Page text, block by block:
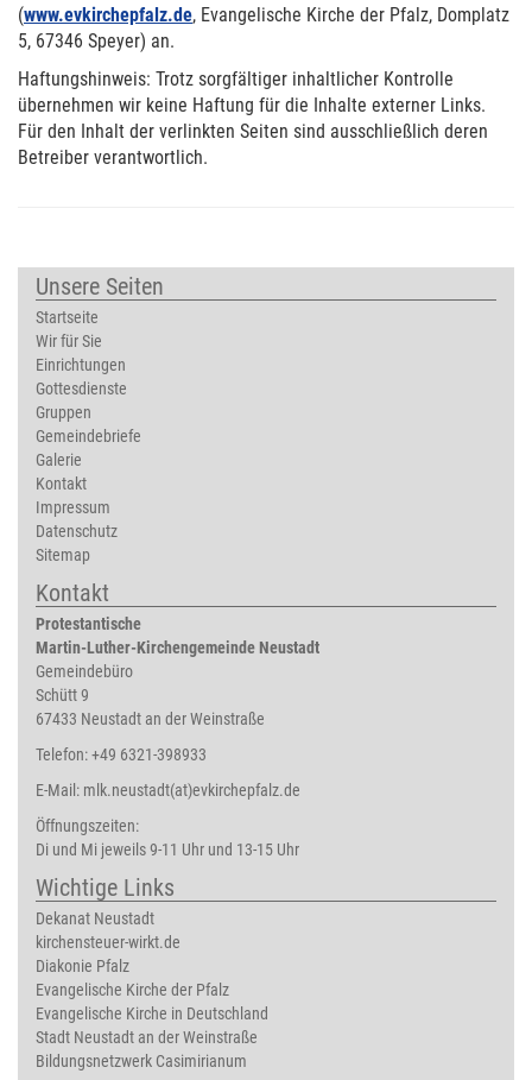
(www.evkirchepfalz.de, Evangelische Kirche der Pfalz, Domplatz
5, 67346 Speyer) an.
Haftungshinweis: Trotz sorgfältiger inhaltlicher Kontrolle
übernehmen wir keine Haftung für die Inhalte externer Links.
Für den Inhalt der verlinkten Seiten sind ausschließlich deren
Betreiber verantwortlich.
Unsere Seiten
Startseite
Wir für Sie
Einrichtungen
Gottesdienste
Gruppen
Gemeindebriefe
Galerie
Kontakt
Impressum
Datenschutz
Sitemap
Kontakt
Protestantische
Martin-Luther-Kirchengemeinde Neustadt
Gemeindebüro
Schütt 9
67433 Neustadt an der Weinstraße
Telefon: +49 6321-398933
E-Mail: mlk.neustadt(at)evkirchepfalz.de
Öffnungszeiten:
Di und Mi jeweils 9-11 Uhr und 13-15 Uhr
Wichtige Links
Dekanat Neustadt
kirchensteuer-wirkt.de
Diakonie Pfalz
Evangelische Kirche der Pfalz
Evangelische Kirche in Deutschland
Stadt Neustadt an der Weinstraße
Bildungsnetzwerk Casimirianum